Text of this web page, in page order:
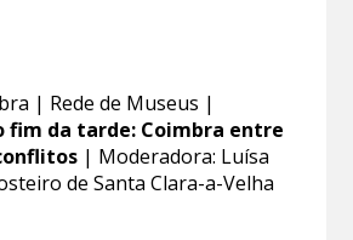
| Rede de Museus |
fim da tarde: Coimbra entre
| Moderadora: Luísa
de Santa Clara-a-Velha